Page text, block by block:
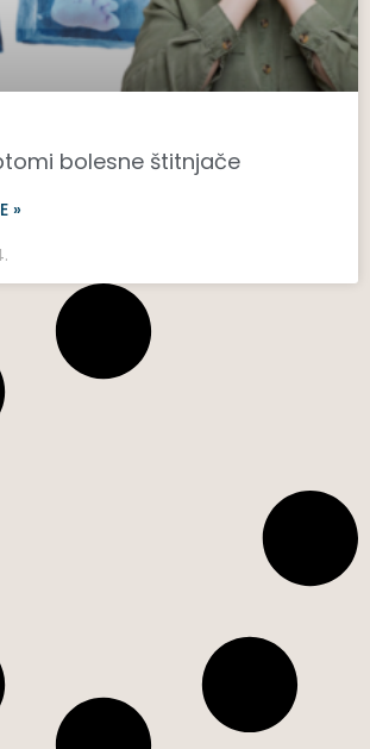
bolesne štitnjače
»